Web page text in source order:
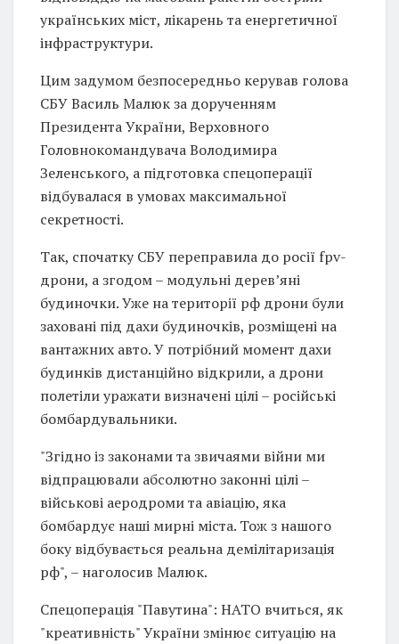
українських міст, лікарень та енергетичної
інфраструктури.
Цим задумом безпосередньо керував голова
СБУ Василь Малюк за дорученням
Президента України, Верховного
Головнокомандувача Володимира
Зеленського, а підготовка спецоперації
відбувалася в умовах максимальної
секретності.
Так, спочатку СБУ переправила до росії fpv-
дрони, а згодом – модульні деревʼяні
будиночки. Уже на території рф дрони були
заховані під дахи будиночків, розміщені на
вантажних авто. У потрібний момент дахи
будинків дистанційно відкрили, а дрони
полетіли уражати визначені цілі – російські
бомбардувальники.
"Згідно із законами та звичаями війни ми
відпрацювали абсолютно законні цілі –
військові аеродроми та авіацію, яка
бомбардує наші мирні міста. Тож з нашого
боку відбувається реальна демілітаризація
рф", – наголосив Малюк.
Спецоперація "Павутина": НАТО вчиться, як
"креативність" України змінює ситуацію на